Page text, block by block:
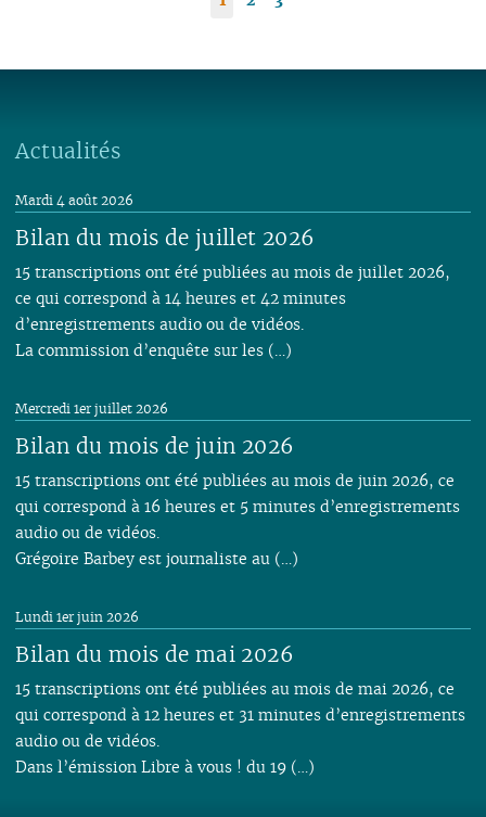
Actualités
Bilan du mois de juillet 2026
Mardi 4 août 2026
15 transcriptions ont été publiées au mois de juillet 2026,
ce qui correspond à 14 heures et 42 minutes
d’enregistrements audio ou de vidéos.
La commission d’enquête sur les (…)
Bilan du mois de juin 2026
Mercredi 1er juillet 2026
15 transcriptions ont été publiées au mois de juin 2026, ce
qui correspond à 16 heures et 5 minutes d’enregistrements
audio ou de vidéos.
Grégoire Barbey est journaliste au (…)
Bilan du mois de mai 2026
Lundi 1er juin 2026
15 transcriptions ont été publiées au mois de mai 2026, ce
qui correspond à 12 heures et 31 minutes d’enregistrements
audio ou de vidéos.
Dans l’émission Libre à vous ! du 19 (…)